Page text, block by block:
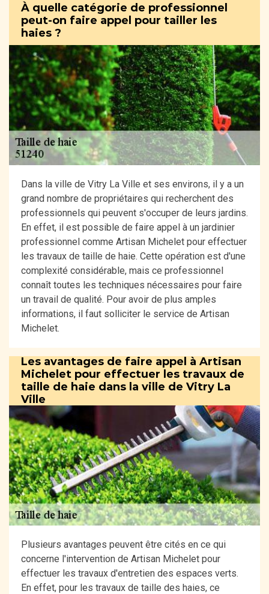
À quelle catégorie de professionnel
peut-on faire appel pour tailler les
haies ?
Dans la ville de Vitry La Ville et ses environs, il y a un
grand nombre de propriétaires qui recherchent des
professionnels qui peuvent s'occuper de leurs jardins.
En effet, il est possible de faire appel à un jardinier
professionnel comme Artisan Michelet pour effectuer
les travaux de taille de haie. Cette opération est d'une
complexité considérable, mais ce professionnel
connaît toutes les techniques nécessaires pour faire
un travail de qualité. Pour avoir de plus amples
informations, il faut solliciter le service de Artisan
Michelet.
Les avantages de faire appel à Artisan
Michelet pour effectuer les travaux de
taille de haie dans la ville de Vitry La
Ville
Plusieurs avantages peuvent être cités en ce qui
concerne l'intervention de Artisan Michelet pour
effectuer les travaux d'entretien des espaces verts.
En effet, pour les travaux de taille des haies, ce